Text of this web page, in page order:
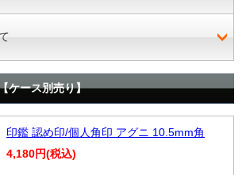
ケース別売り】
印鑑 認め印/個人角印 アグニ 10.5mm角
4,180円(税込)